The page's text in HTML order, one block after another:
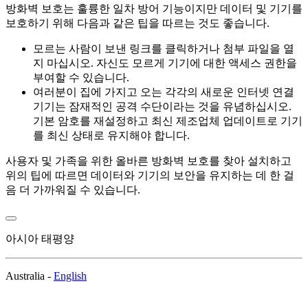
방화벽 보호는 훌륭한 일차 방어 기능이지만 데이터 및 기기를
보호하기 위해 다음과 같은 팁을 따르는 것도 좋습니다.
모르는 사람이 보낸 링크를 클릭하거나 첨부 파일을 열
지 마십시오. 자신도 모르게 기기에 대한 액세스 권한을
부여할 수 있습니다.
여러분이 집에 가지고 오는 각각의 새로운 인터넷 연결
기기는 잠재적인 공격 수단이라는 것을 유념하십시오.
기본 암호를 재설정하고 최신 제조업체 업데이트로 기기
를 최신 상태로 유지해야 합니다.
사용자 및 가족을 위한 올바른 방화벽 보호를 찾아 설치하고
위의 팁에 따르면 데이터와 기기의 보안을 유지하는 데 한 걸
음 더 가까워질 수 있습니다.
아시아 태평양
Australia - English